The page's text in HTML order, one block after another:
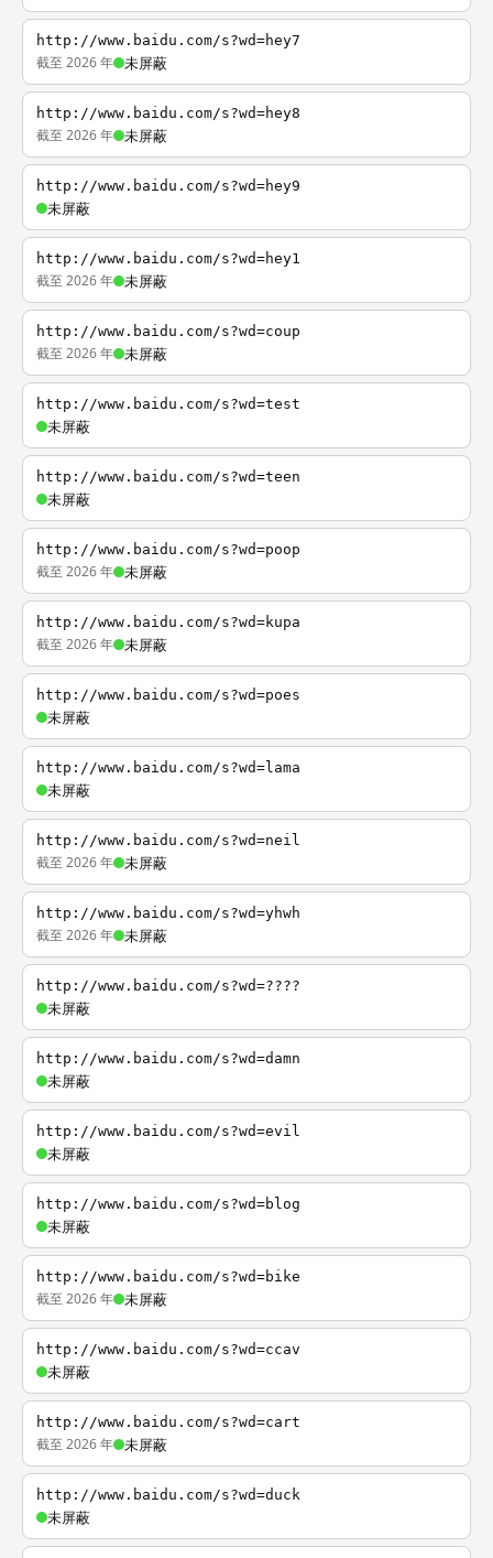
http://www.baidu.com/s?wd=hey7
截至 2026 年 未屏蔽
http://www.baidu.com/s?wd=hey8
截至 2026 年 未屏蔽
http://www.baidu.com/s?wd=hey9
未屏蔽
http://www.baidu.com/s?wd=hey1
截至 2026 年 未屏蔽
http://www.baidu.com/s?wd=coup
截至 2026 年 未屏蔽
http://www.baidu.com/s?wd=test
未屏蔽
http://www.baidu.com/s?wd=teen
未屏蔽
http://www.baidu.com/s?wd=poop
截至 2026 年 未屏蔽
http://www.baidu.com/s?wd=kupa
截至 2026 年 未屏蔽
http://www.baidu.com/s?wd=poes
未屏蔽
http://www.baidu.com/s?wd=lama
未屏蔽
http://www.baidu.com/s?wd=neil
截至 2026 年 未屏蔽
http://www.baidu.com/s?wd=yhwh
截至 2026 年 未屏蔽
http://www.baidu.com/s?wd=????
未屏蔽
http://www.baidu.com/s?wd=damn
未屏蔽
http://www.baidu.com/s?wd=evil
未屏蔽
http://www.baidu.com/s?wd=blog
未屏蔽
http://www.baidu.com/s?wd=bike
截至 2026 年 未屏蔽
http://www.baidu.com/s?wd=ccav
未屏蔽
http://www.baidu.com/s?wd=cart
截至 2026 年 未屏蔽
http://www.baidu.com/s?wd=duck
未屏蔽